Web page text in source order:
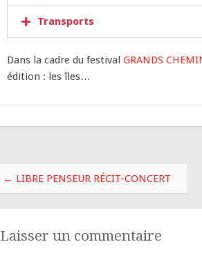
Transports
Dans la cadre du festival GRANDS
édition : les îles…
← LIBRE PENSEUR RÉCIT-CONCERT
Laisser un commentaire